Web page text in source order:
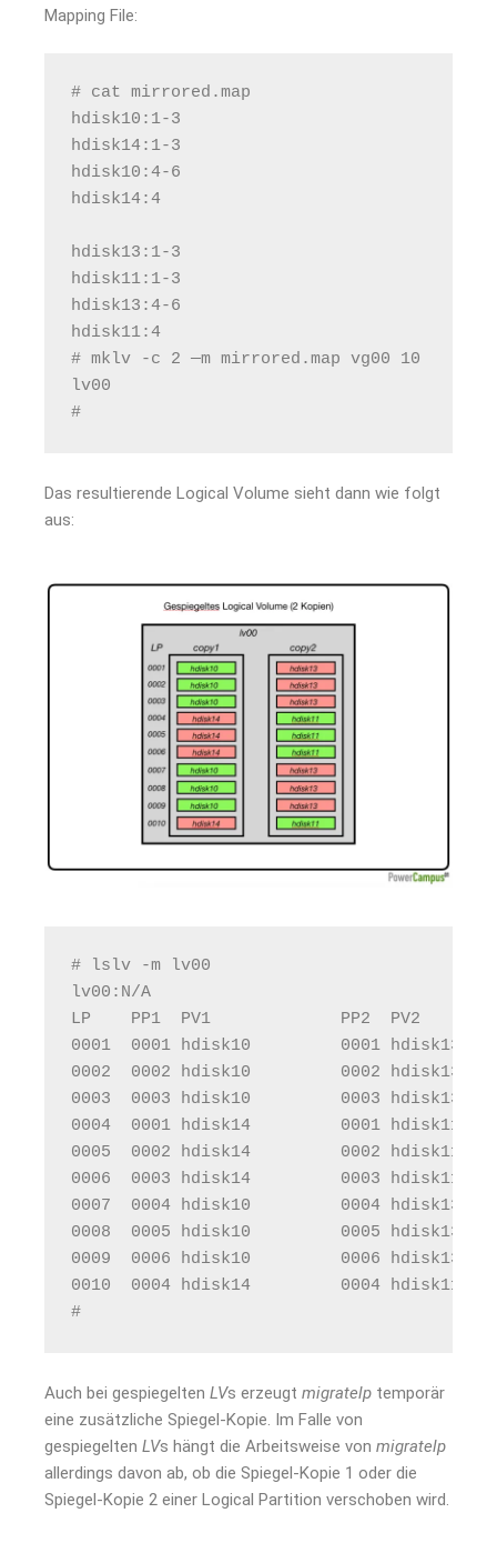
Mapping File:
# cat mirrored.map
hdisk10:1-3
hdisk14:1-3
hdisk10:4-6
hdisk14:4
hdisk13:1-3
hdisk11:1-3
hdisk13:4-6
hdisk11:4
# mklv -c 2 —m mirrored.map vg00 10
lv00
#
Das resultierende Logical Volume sieht dann wie folgt
aus:
# lslv -m lv00
lv00:N/A
LP    PP1  PV1             PP2  PV2
0001  0001 hdisk10         0001
0002  0002 hdisk10         0002
0003  0003 hdisk10         0003
0004  0001 hdisk14         0001
0005  0002 hdisk14         0002
0006  0003 hdisk14         0003
0007  0004 hdisk10         0004
0008  0005 hdisk10         0005
0009  0006 hdisk10         0006
0010  0004 hdisk14         0004
#
Auch bei gespiegelten LVs erzeugt migratelp temporär
eine zusätzliche Spiegel-Kopie. Im Falle von
gespiegelten LVs hängt die Arbeitsweise von migratelp
allerdings davon ab, ob die Spiegel-Kopie 1 oder die
Spiegel-Kopie 2 einer Logical Partition verschoben wird.